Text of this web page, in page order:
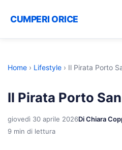
CUMPERI ORICE
Home › Lifestyle › Il Pirata Porto
Il Pirata Porto
giovedì 30 aprile 2026Di Chiara
9 min di lettura